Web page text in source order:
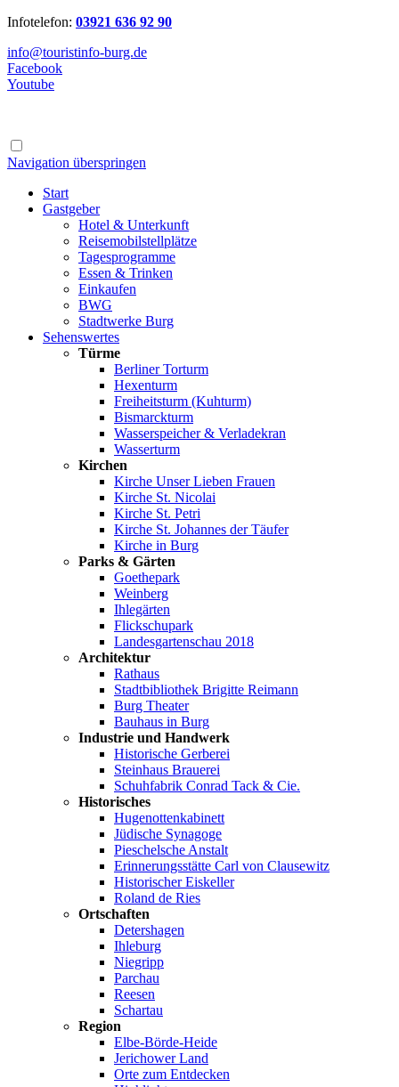
Infotelefon: 03921 636 92 90
info@touristinfo-burg.de
Facebook
Youtube
Navigation überspringen
Start
Gastgeber
Hotel & Unterkunft
Reisemobilstellplätze
Tagesprogramme
Essen & Trinken
Einkaufen
BWG
Stadtwerke Burg
Sehenswertes
Türme
Berliner Torturm
Hexenturm
Freiheitsturm (Kuhturm)
Bismarckturm
Wasserspeicher & Verladekran
Wasserturm
Kirchen
Kirche Unser Lieben Frauen
Kirche St. Nicolai
Kirche St. Petri
Kirche St. Johannes der Täufer
Kirche in Burg
Parks & Gärten
Goethepark
Weinberg
Ihlegärten
Flickschupark
Landesgartenschau 2018
Architektur
Rathaus
Stadtbibliothek Brigitte Reimann
Burg Theater
Bauhaus in Burg
Industrie und Handwerk
Historische Gerberei
Steinhaus Brauerei
Schuhfabrik Conrad Tack & Cie.
Historisches
Hugenottenkabinett
Jüdische Synagoge
Pieschelsche Anstalt
Erinnerungsstätte Carl von Clausewitz
Historischer Eiskeller
Roland de Ries
Ortschaften
Detershagen
Ihleburg
Niegripp
Parchau
Reesen
Schartau
Region
Elbe-Börde-Heide
Jerichower Land
Orte zum Entdecken